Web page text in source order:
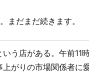
まだまだ続きます。
う店がある。午前11
がりの市場関係者に